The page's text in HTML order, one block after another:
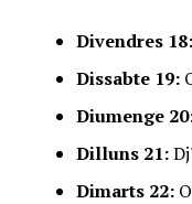
Divendres 18:
Dissabte 19:
Diumenge
Dilluns 21:
Dimarts 22: